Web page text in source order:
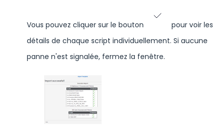
Vous pouvez cliquer sur le bouton
pour voir les
détails de chaque script individuellement. Si aucune
panne n'est signalée, fermez la fenêtre.